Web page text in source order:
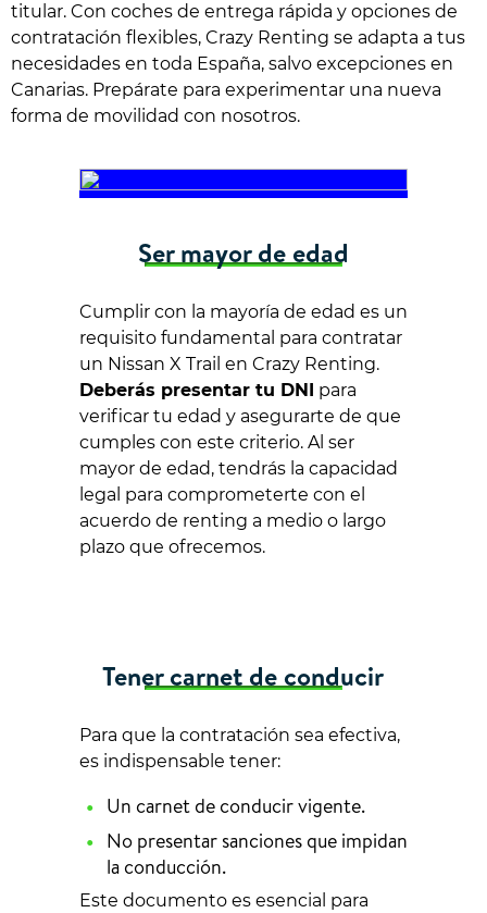
titular. Con coches de entrega rápida y opciones de
contratación flexibles, Crazy Renting se adapta a tus
necesidades en toda España, salvo excepciones en
Canarias. Prepárate para experimentar una nueva
forma de movilidad con nosotros.
Ser mayor de edad
Cumplir con la mayoría de edad es un
requisito fundamental para contratar
un Nissan X Trail en Crazy Renting.
Deberás presentar tu DNI
para
verificar tu edad y asegurarte de que
cumples con este criterio. Al ser
mayor de edad, tendrás la capacidad
legal para comprometerte con el
acuerdo de renting a medio o largo
plazo que ofrecemos.
Tener carnet de conducir
Para que la contratación sea efectiva,
es indispensable tener:
Un carnet de conducir vigente.
No presentar sanciones que impidan
la conducción.
Este documento es esencial para